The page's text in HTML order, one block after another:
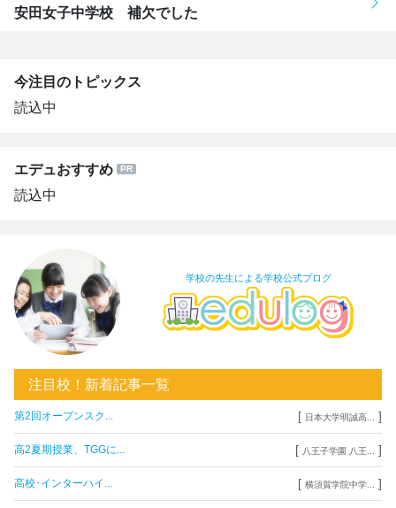
安田女子中学校 補欠でした
今注目のトピックス
読込中
エデュおすすめ
読込中
学校の先生による学校公式ブログ
注目校！新着記事一覧
第2回オープンスク... [ 日本大学明誠高... ]
高2夏期授業、TGGに... [ 八王子学園 八王... ]
高校･インターハイ... [ 横須賀学院中学... ]